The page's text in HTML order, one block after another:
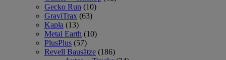
Gecko Run (10)
GraviTrax (63)
Kapla (13)
Metal Earth (10)
PlusPlus (57)
Revell Bausätze (186)